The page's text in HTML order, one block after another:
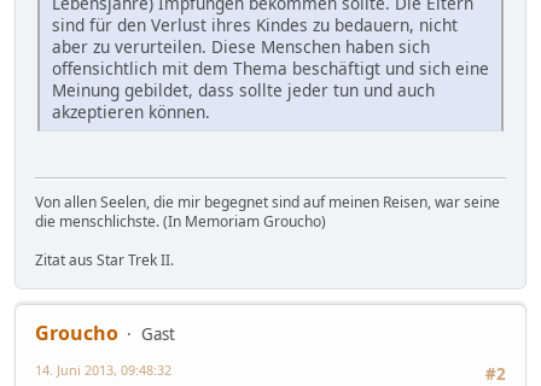
sind für den Verlust ihres Kindes zu bedauern, nicht
aber zu verurteilen. Diese Menschen haben sich
offensichtlich mit dem Thema beschäftigt und sich eine
Meinung gebildet, dass sollte jeder tun und auch
akzeptieren können.
Von allen Seelen, die mir begegnet sind auf meinen Reisen, war seine
die menschlichste. (In Memoriam Groucho)
Zitat aus Star Trek II.
Groucho
Gast
#2
14. Juni 2013, 09:48:32